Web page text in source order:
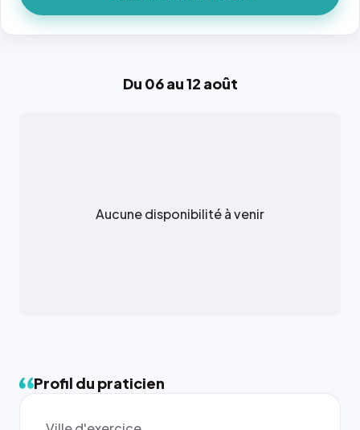
Du 06 au 12 août
Aucune disponibilité à venir
Profil du praticien